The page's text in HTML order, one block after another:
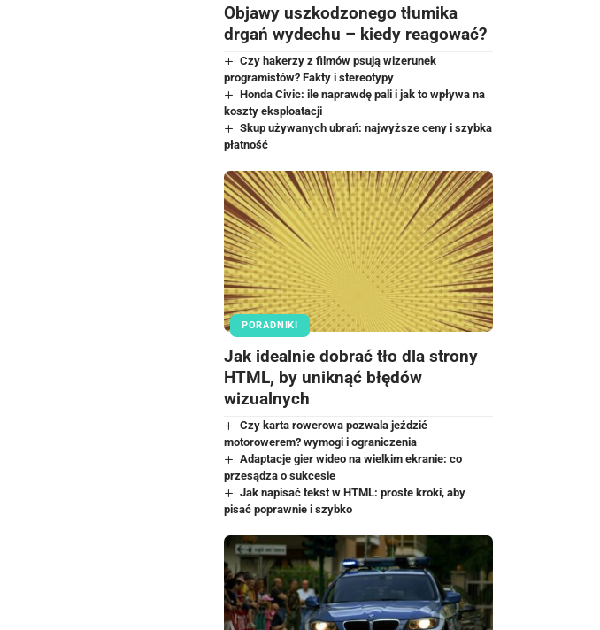
Objawy uszkodzonego tłumika
drgań wydechu – kiedy reagować?
Czy hakerzy z filmów psują wizerunek
programistów? Fakty i stereotypy
Honda Civic: ile naprawdę pali i jak to wpływa na
koszty eksploatacji
Skup używanych ubrań: najwyższe ceny i szybka
płatność
PORADNIKI
Jak idealnie dobrać tło dla strony
HTML, by uniknąć błędów
wizualnych
Czy karta rowerowa pozwala jeździć
motorowerem? wymogi i ograniczenia
Adaptacje gier wideo na wielkim ekranie: co
przesądza o sukcesie
Jak napisać tekst w HTML: proste kroki, aby
pisać poprawnie i szybko